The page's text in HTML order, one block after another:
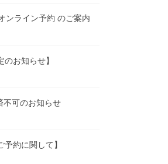
ンライン予約 のご案内
のお知らせ】
不可のお知らせ
予約に関して】